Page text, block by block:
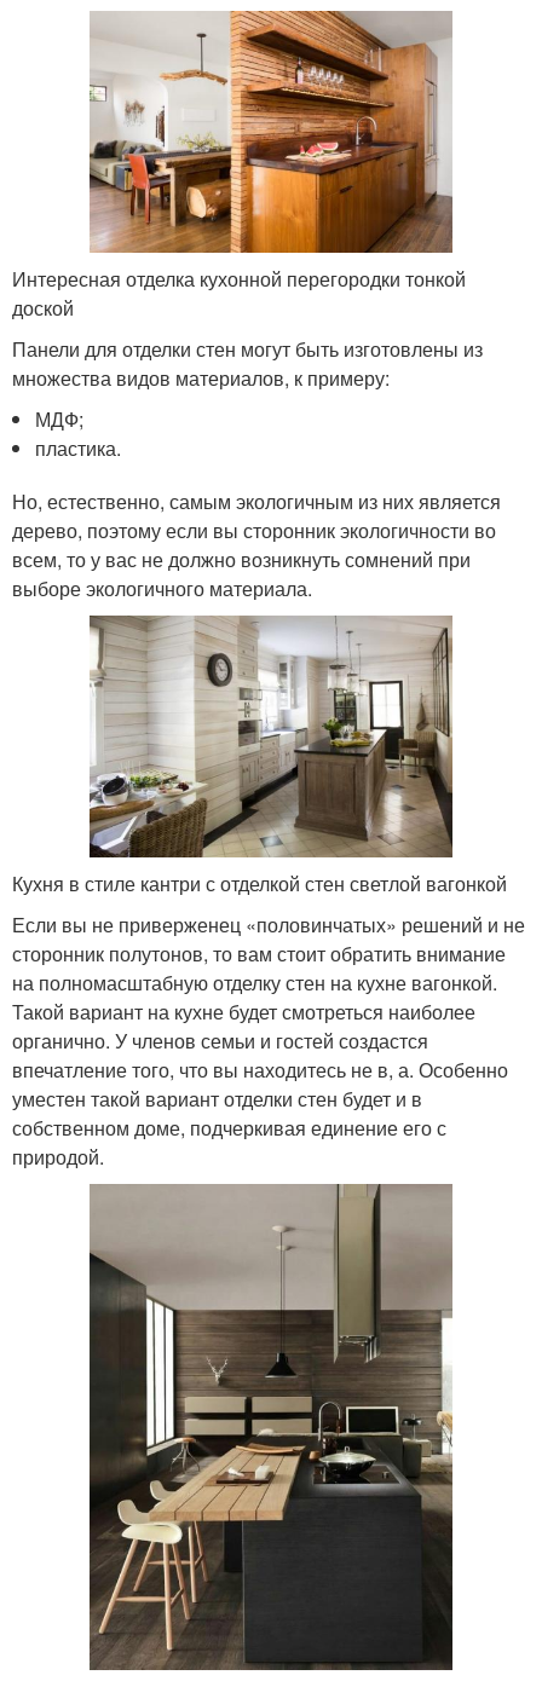
Интересная отделка кухонной перегородки тонкой
доской
Панели для отделки стен могут быть изготовлены из
множества видов материалов, к примеру:
МДФ;
пластика.
Но, естественно, самым экологичным из них является
дерево, поэтому если вы сторонник экологичности во
всем, то у вас не должно возникнуть сомнений при
выборе экологичного материала.
Кухня в стиле кантри с отделкой стен светлой вагонкой
Если вы не приверженец «половинчатых» решений и не
сторонник полутонов, то вам стоит обратить внимание
на полномасштабную отделку стен на кухне вагонкой.
Такой вариант на кухне будет смотреться наиболее
органично. У членов семьи и гостей создастся
впечатление того, что вы находитесь не в, а. Особенно
уместен такой вариант отделки стен будет и в
собственном доме, подчеркивая единение его с
природой.